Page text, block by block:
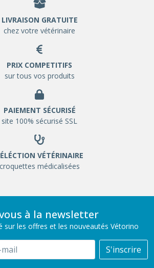
LIVRAISON GRATUITE
chez votre vétérinaire
PRIX COMPETITIFS
sur tous vos produits
PAIEMENT SÉCURISÉ
site 100% sécurisé SSL
VÉTÉRINAIRE
croquettes médicalisées
à la newsletter
sur les offres et les nouveautés Vétorino
S'inscrire